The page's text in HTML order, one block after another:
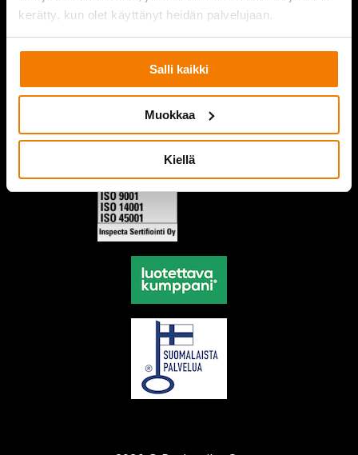
kerätty, kun olet käyttänyt heidän palvelujaan.
Salli kaikki
Muokkaa
Kiellä